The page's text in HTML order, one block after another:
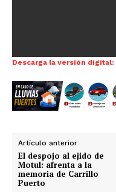
Descarga la versión digital:
Artículo anterior
El despojo al ejido de
Motul: afrenta a la
memoria de Carrillo
Puerto